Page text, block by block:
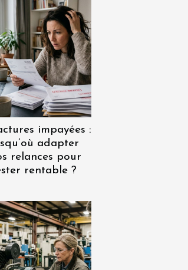
impayées :
adapter
relances pour
rentable ?